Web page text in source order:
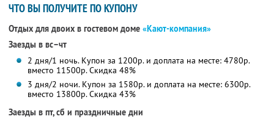
ЧТО ВЫ ПОЛУЧИТЕ ПО КУПОНУ
Отдых для двоих в гостевом доме «Кают-компания»
Заезды в вс–чт
2 дня/1 ночь. Купон за 1200р. и доплата на месте: 4780р.
вместо 11500р. Скидка 48%
3 дня/2 ночи. Купон за 1580р. и доплата на месте: 6300р.
вместо 13800р. Скидка 43%
Заезды в пт, сб и праздничные дни